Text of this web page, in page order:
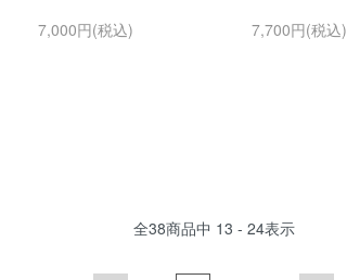
7,000円(税込)
7,700円(税込)
全38商品中 13 - 24表示